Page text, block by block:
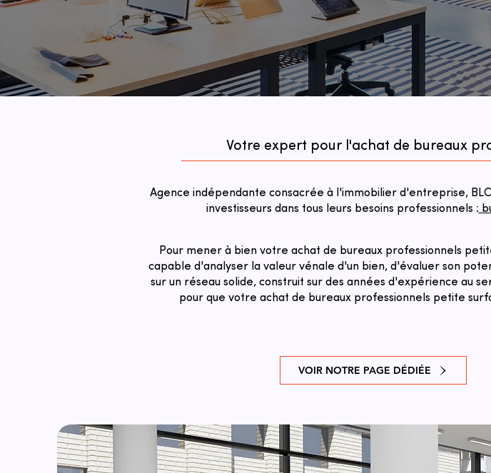
Votre expert pour l'achat de bureaux
Agence indépendante consacrée à l'immobilier d'entreprise,
investisseurs dans tous leurs besoins professionnels :
Pour mener à bien votre achat de bureaux professionnels
capable d'analyser la valeur vénale d'un bien, d'évaluer son
sur un réseau solide, construit sur des années d'expérience au
pour que votre achat de bureaux professionnels petite
VOIR NOTRE PAGE DÉDIÉE